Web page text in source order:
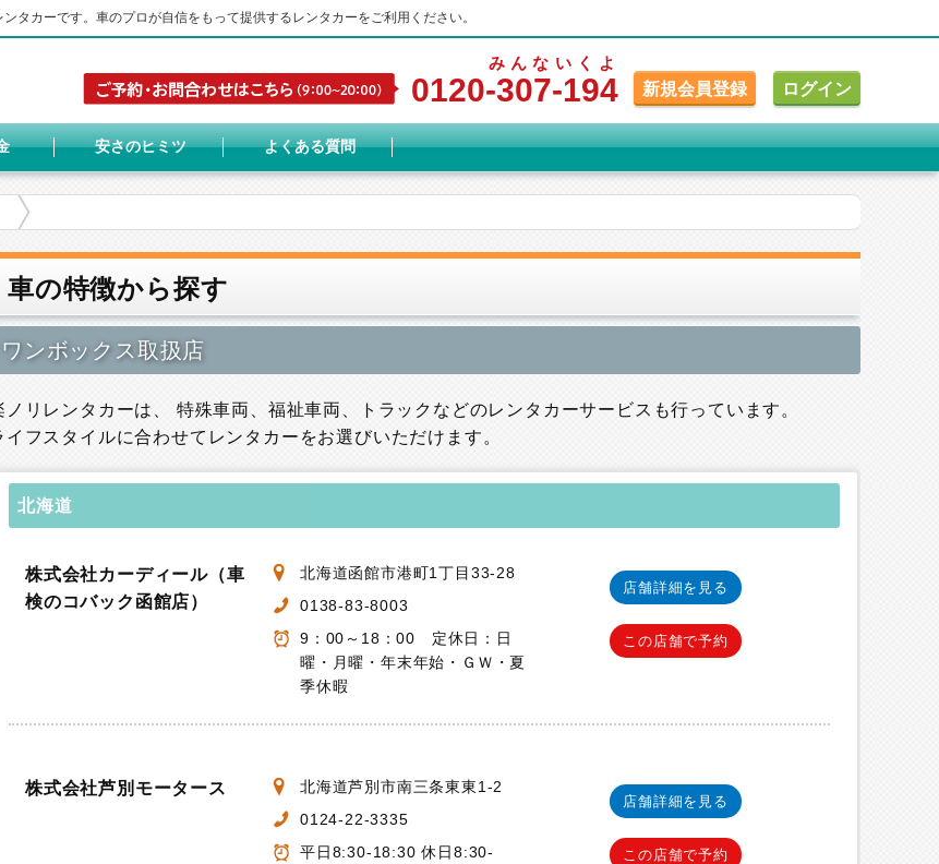
タカーです。車のプロが自信をもって提供するレンタカーをご利用ください。
0120-307
みんな
-194
いくよ
新規会員登録
ログイン
安さのヒミツ よくある質問
車の特徴から探す
ワンボックス取扱店
ノリレンタカーは、 特殊車両、福祉車両、トラックなどのレンタカーサービスも行っています。
イフスタイルに合わせてレンタカーをお選びいただけます。
北海道
株式会社カーディール（車
検のコバック函館店）
北海道函館市港町1丁目33-28
0138-83-8003
9：00～18：00 定休日：日
曜・月曜・年末年始・ＧＷ・夏
季休暇
店舗詳細を見る
この店舗で予約
株式会社芦別モータース
北海道芦別市南三条東東1-2
0124-22-3335
平日8:30-18:30 休日8:30-
店舗詳細を見る
この店舗で予約